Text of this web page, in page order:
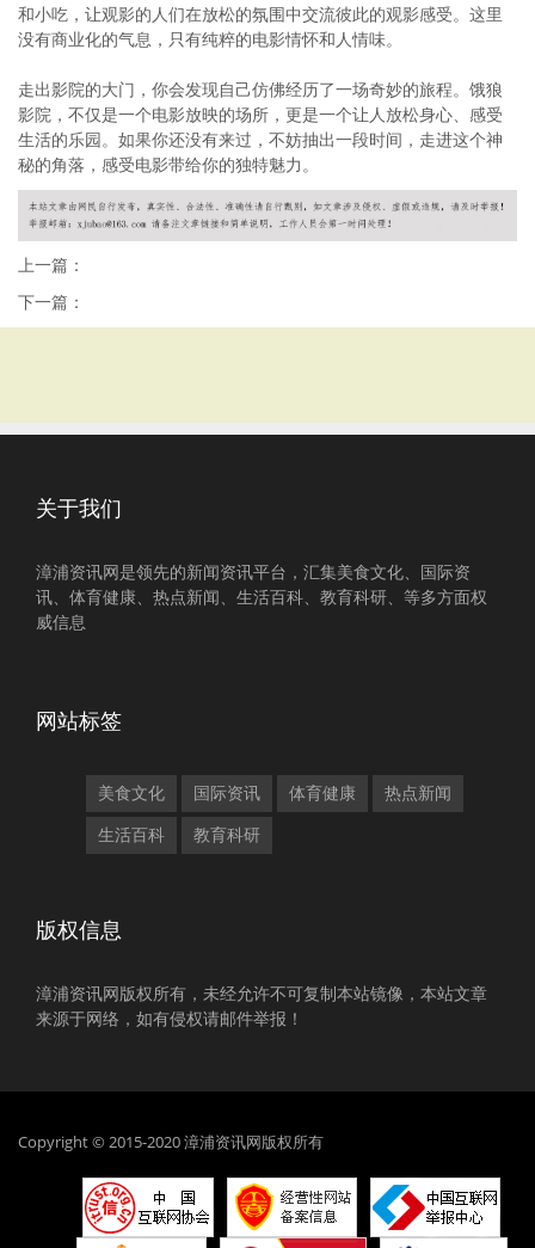
和小吃，让观影的人们在放松的氛围中交流彼此的观影感受。这里
没有商业化的气息，只有纯粹的电影情怀和人情味。
走出影院的大门，你会发现自己仿佛经历了一场奇妙的旅程。饿狼
影院，不仅是一个电影放映的场所，更是一个让人放松身心、感受
生活的乐园。如果你还没有来过，不妨抽出一段时间，走进这个神
秘的角落，感受电影带给你的独特魅力。
上一篇：
下一篇：
关于我们
漳浦资讯网是领先的新闻资讯平台，汇集美食文化、国际资
讯、体育健康、热点新闻、生活百科、教育科研、等多方面权
威信息
网站标签
美食文化 国际资讯 体育健康 热点新闻
生活百科 教育科研
版权信息
漳浦资讯网版权所有，未经允许不可复制本站镜像，本站文章
来源于网络，如有侵权请邮件举报！
Copyright © 2015-2020 漳浦资讯网版权所有